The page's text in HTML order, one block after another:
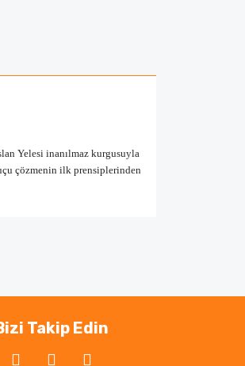
Yelesi inanılmaz kurgusuyla
çözmenin ilk prensiplerinden
Takip Edin